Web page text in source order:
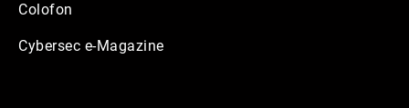
Colofon
Cybersec e-Magazine